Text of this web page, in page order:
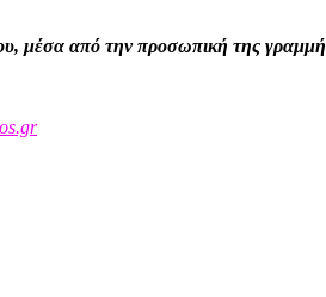
μέσα από την προσωπική της γραμμή